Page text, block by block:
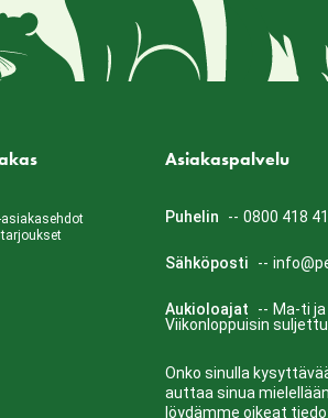
asiakasehdot
Asiakaspalvelu
Puhelin -- 0800 418
Sähköposti --
Aukioloajat -- Ma-ti
Viikonloppuisin
Onko sinulla
auttaa sinua
löydämme oikeat